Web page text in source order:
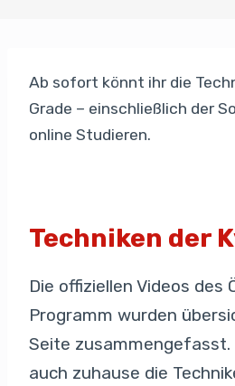
Ab sofort könnt ihr die
Grade – einschließlich der
online Studieren.
Techniken der
Die offiziellen Videos des
Programm wurden
Seite
auch zuhause die